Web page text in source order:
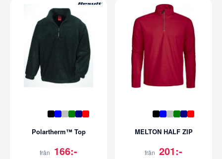
Polartherm™ Top
från 166:-
MELTON HALF ZIP
från 201:-